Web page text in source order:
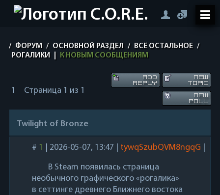
/ ФОРУМ / ОСНОВНОЙ РАЗДЕЛ / ВСЁ ОСТАЛЬНОЕ /
РОГАЛИКИ
К НОВЫМ СООБЩЕНИЯМ
Страница 1 из 1
1
Twilight of Bronze
# 1 2026-05-07, 13:47 tywqSzubQVM8ngqG
В Steam появилась страница
необычного графического «рогалика»
в сеттинге древнего Ближнего востока